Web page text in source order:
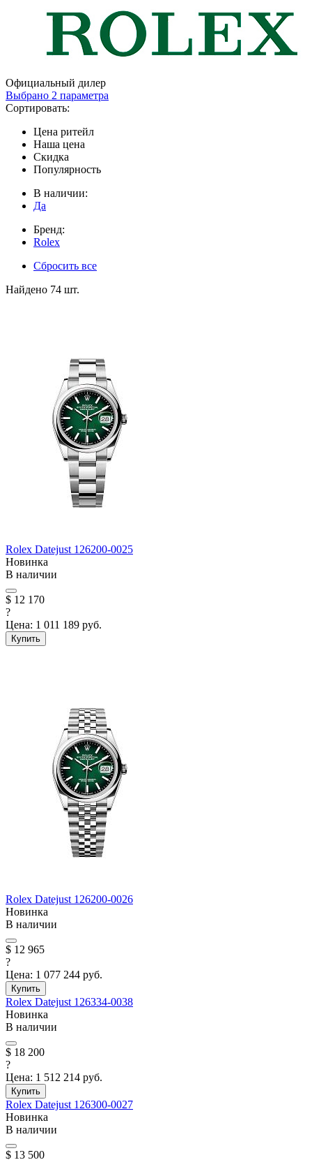
Официальный дилер
Выбрано 2 параметра
Сортировать:
Цена ритейл
Наша цена
Скидка
Популярность
В наличии:
Да
Бренд:
Rolex
Сбросить все
Найдено 74 шт.
Rolex Datejust 126200-0025
Новинка
В наличии
$ 12 170
?
Цена: 1 011 189 руб.
Купить
Rolex Datejust 126200-0026
Новинка
В наличии
$ 12 965
?
Цена: 1 077 244 руб.
Купить
Rolex Datejust 126334-0038
Новинка
В наличии
$ 18 200
?
Цена: 1 512 214 руб.
Купить
Rolex Datejust 126300-0027
Новинка
В наличии
$ 13 500